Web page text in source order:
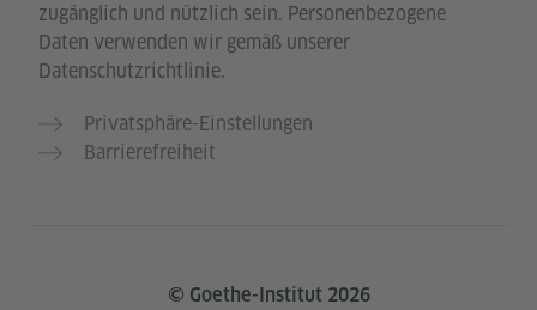
zugänglich und nützlich sein. Personenbezogene
Daten verwenden wir gemäß unserer
Datenschutzrichtlinie.
Privatsphäre-Einstellungen
Barrierefreiheit
© Goethe-Institut 2026